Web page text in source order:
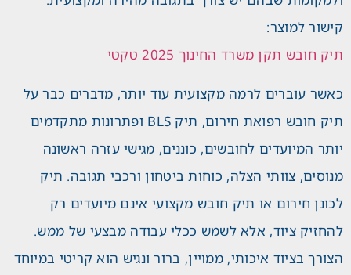
קישור למוצר:
תיק חובש תקן משרד החינוך 2025 טקטי
כאשר עוברים לרמה מקצועית עוד יותר, מדברים כבר על
תיק חובש רפואת חירום, תיק BLS ופתרונות מתקדמים
יותר המיועדים לחובשים, כוננים, מגישי עזרה ראשונה
מנוסים, צוותי הצלה, כוחות ביטחון ורכבי תגובה. תיק
לכונן חירום או תיק חובש מקצועי אינם מיועדים רק
להחזיק ציוד, אלא לשמש ככלי עבודה מבצעי של ממש.
הצורך בציוד איכותי, ממויין, ברור ונגיש הוא קריטי במיוחד